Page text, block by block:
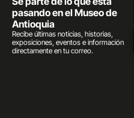
pasando en el Museo de
Antioquia
Recibe últimas noticias, historias,
exposiciones, eventos e información
directamente en tu correo.